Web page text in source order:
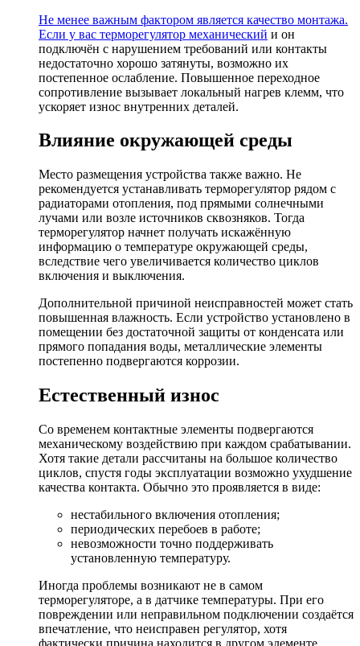
Не менее важным фактором является качество монтажа.
Если у вас терморегулятор механический и он
подключён с нарушением требований или контакты
недостаточно хорошо затянуты, возможно их
постепенное ослабление. Повышенное переходное
сопротивление вызывает локальный нагрев клемм, что
ускоряет износ внутренних деталей.
Влияние окружающей среды
Место размещения устройства также важно. Не
рекомендуется устанавливать терморегулятор рядом с
радиаторами отопления, под прямыми солнечными
лучами или возле источников сквозняков. Тогда
терморегулятор начнет получать искажённую
информацию о температуре окружающей среды,
вследствие чего увеличивается количество циклов
включения и выключения.
Дополнительной причиной неисправностей может стать
повышенная влажность. Если устройство установлено в
помещении без достаточной защиты от конденсата или
прямого попадания воды, металлические элементы
постепенно подвергаются коррозии.
Естественный износ
Со временем контактные элементы подвергаются
механическому воздействию при каждом срабатывании.
Хотя такие детали рассчитаны на большое количество
циклов, спустя годы эксплуатации возможно ухудшение
качества контакта. Обычно это проявляется в виде:
нестабильного включения отопления;
периодических перебоев в работе;
невозможности точно поддерживать
установленную температуру.
Иногда проблемы возникают не в самом
терморегуляторе, а в датчике температуры. При его
повреждении или неправильном подключении создаётся
впечатление, что неисправен регулятор, хотя